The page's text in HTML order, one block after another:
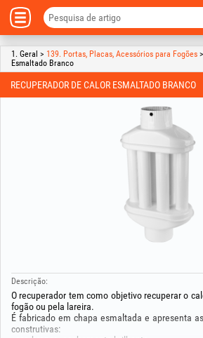
1. Geral > 139. Portas, Placas, Acessórios para Fogões
Esmaltado Branco
RECUPERADOR DE CALOR ESMALTADO BRANCO
Descrição:
O recuperador tem como objetivo recuperar o
fogão ou pela lareira.
É fabricado em chapa esmaltada e apresenta
construtivas: